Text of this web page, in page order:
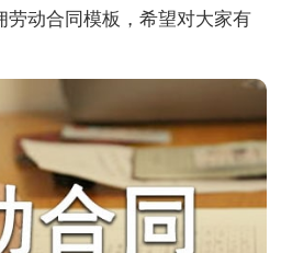
劳动合同模板，希望对大家有